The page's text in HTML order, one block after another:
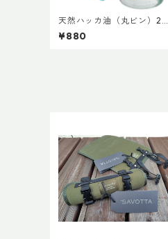
天然ハッカ油（丸ビン）20
ml
¥880